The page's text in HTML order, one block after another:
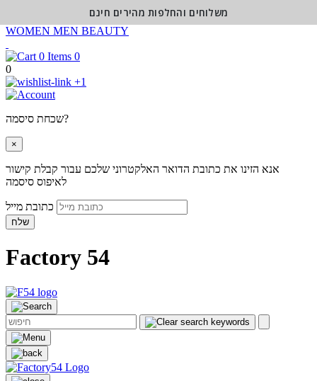
WOMEN MEN BEAUTY
0
0
+1
שכחת סיסמה?
×
אנא הזינו את כתובת הדואר האלקטרוני שלכם עבור קבלת קישור
לאיפוס סיסמה
שלח
Factory 54
משלוחים והחלפות מהירים חינם